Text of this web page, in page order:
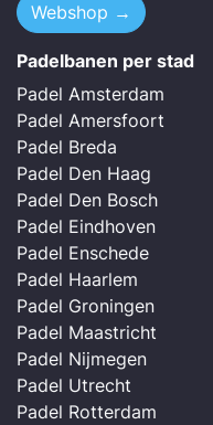
Webshop →
Padelbanen per stad
Padel Amsterdam
Padel Amersfoort
Padel Breda
Padel Den Haag
Padel Den Bosch
Padel Eindhoven
Padel Enschede
Padel Haarlem
Padel Groningen
Padel Maastricht
Padel Nijmegen
Padel Utrecht
Padel Rotterdam